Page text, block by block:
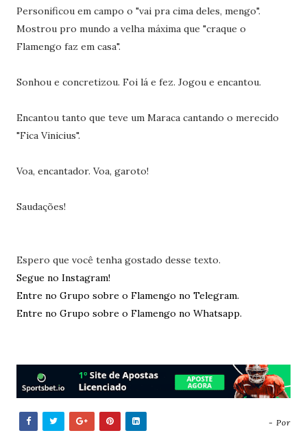
Personificou em campo o "vai pra cima deles, mengo".
Mostrou pro mundo a velha máxima que "craque o
Flamengo faz em casa".
Sonhou e concretizou. Foi lá e fez. Jogou e encantou.
Encantou tanto que teve um Maraca cantando o merecido
"Fica Vinicius".
Voa, encantador. Voa, garoto!
Saudações!
Espero que você tenha gostado desse texto.
Segue no Instagram!
Entre no Grupo sobre o Flamengo no Telegram.
Entre no Grupo sobre o Flamengo no Whatsapp.
- Por